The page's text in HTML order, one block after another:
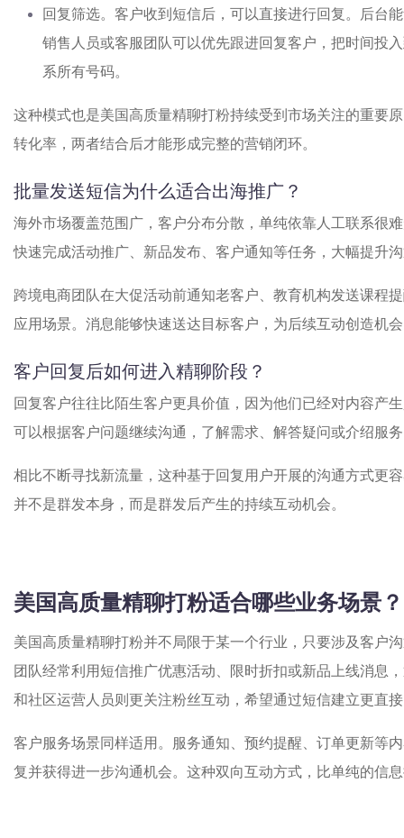
回复筛选。客户收到短信后，可以直接进行回复。后台
销售人员或客服团队可以优先跟进回复客户，把时间投
系所有号码。
这种模式也是美国高质量精聊打粉持续受到市场关注的重要
转化率，两者结合后才能形成完整的营销闭环。
批量发送短信为什么适合出海推广？
海外市场覆盖范围广，客户分布分散，单纯依靠人工联系很
快速完成活动推广、新品发布、客户通知等任务，大幅提升
跨境电商团队在大促活动前通知老客户、教育机构发送课程
应用场景。消息能够快速送达目标客户，为后续互动创造机
客户回复后如何进入精聊阶段？
回复客户往往比陌生客户更具价值，因为他们已经对内容产
可以根据客户问题继续沟通，了解需求、解答疑问或介绍服
相比不断寻找新流量，这种基于回复用户开展的沟通方式更
并不是群发本身，而是群发后产生的持续互动机会。
美国高质量精聊打粉适合哪些业务场景？
美国高质量精聊打粉并不局限于某一个行业，只要涉及客户
团队经常利用短信推广优惠活动、限时折扣或新品上线消息
和社区运营人员则更关注粉丝互动，希望通过短信建立更直
客户服务场景同样适用。服务通知、预约提醒、订单更新等
复并获得进一步沟通机会。这种双向互动方式，比单纯的信